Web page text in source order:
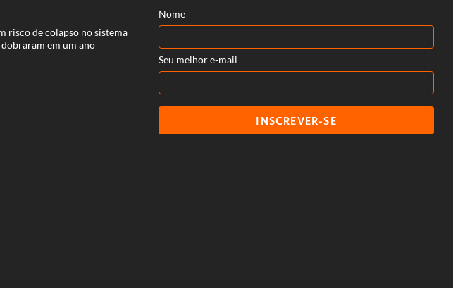
risco de colapso no sistema
em um ano
Nome
Seu melhor e-mail
INSCREVER-SE